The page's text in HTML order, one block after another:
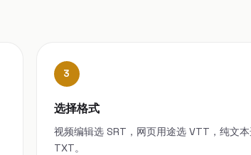
3
选择格式
视频编辑选 SRT，网页用途选 VTT，纯文
TXT。